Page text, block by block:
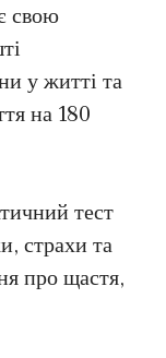
свою
у житті та
на 180
тест
страхи та
про щастя,